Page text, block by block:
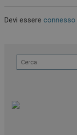
Devi essereconnesso